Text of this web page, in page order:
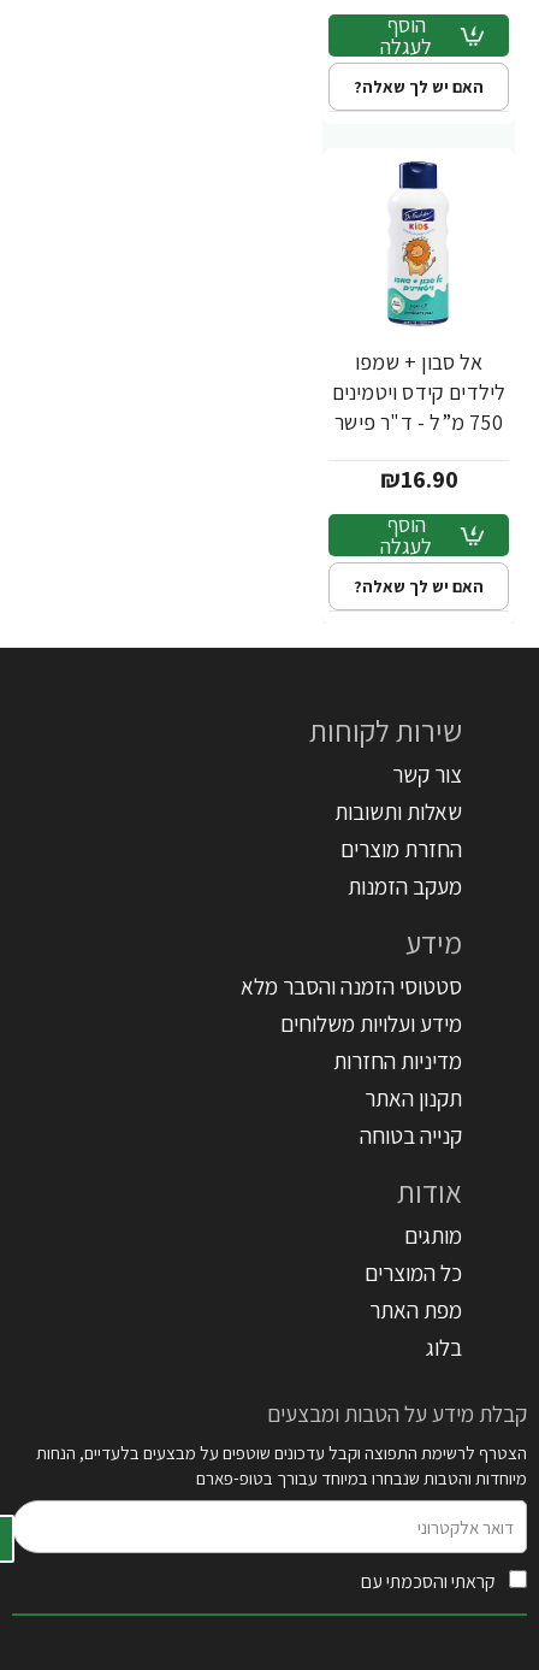
הוסף
לעגלה
האם יש לך שאלה?
אל סבון + שמפו
לילדים קידס ויטמינים
750 מ”ל - ד"ר פישר
₪16.90
הוסף
לעגלה
האם יש לך שאלה?
שירות לקוחות
צור קשר
שאלות ותשובות
החזרת מוצרים
מעקב הזמנות
מידע
סטטוסי הזמנה והסבר מלא
מידע ועלויות משלוחים
מדיניות החזרות
תקנון האתר
קנייה בטוחה
אודות
מותגים
כל המוצרים
מפת האתר
בלוג
קבלת מידע על הטבות ומבצעים
הצטרף לרשימת התפוצה וקבל עדכונים שוטפים על מבצעים בלעדיים, הנחות
מיוחדות והטבות שנבחרו במיוחד עבורך בטופ-פארם
אלקטרוני
קראתי והסכמתי עם